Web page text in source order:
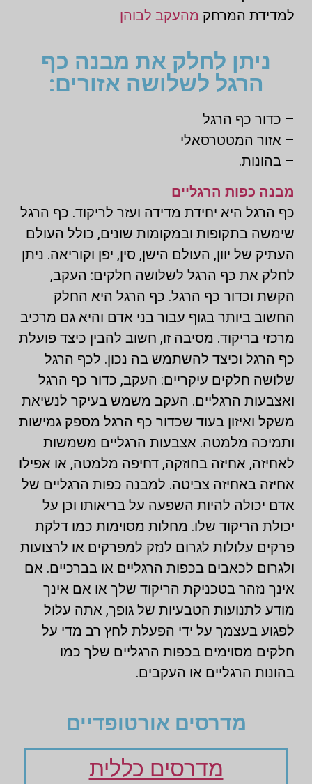
למדידת המרחק מהעקב לבוהן
ניתן לחלק את מבנה כף
הרגל לשלושה אזורים:
– כדור כף הרגל
– אזור המטטרסאלי
– בהונות.
מבנה כפות הרגליים
כף הרגל היא יחידת מדידה ועזר לריקוד. כף הרגל
שימשה בתקופות ובמקומות שונים, כולל העולם
העתיק של יוון, העולם הישן, סין, יפן וקוריאה. ניתן
לחלק את כף הרגל לשלושה חלקים: העקב,
הקשת וכדור כף הרגל. כף הרגל היא החלק
החשוב ביותר בגוף עבור בני אדם והיא גם מרכיב
מרכזי בריקוד. מסיבה זו, חשוב להבין כיצד פועלת
כף הרגל וכיצד להשתמש בה נכון. לכף הרגל
שלושה חלקים עיקריים: העקב, כדור כף הרגל
ואצבעות הרגליים. העקב משמש בעיקר לנשיאת
משקל ואיזון בעוד שכדור כף הרגל מספק גמישות
ותמיכה מלמטה. אצבעות הרגליים משמשות
לאחיזה, אחיזה בחוזקה, דחיפה מלמטה, או אפילו
אחיזה באחיזה צביטה. למבנה כפות הרגליים של
אדם יכולה להיות השפעה על בריאותו וכן על
יכולת הריקוד שלו. מחלות מסוימות כמו דלקת
פרקים עלולות לגרום לנזק למפרקים או לרצועות
ולגרום לכאבים בכפות הרגליים או בברכיים. אם
אינך נזהר בטכניקת הריקוד שלך או אם אינך
מודע לתנועות הטבעיות של גופך, אתה עלול
לפגוע בעצמך על ידי הפעלת לחץ רב מדי על
חלקים מסוימים בכפות הרגליים שלך כמו
בהונות הרגליים או העקבים.
מדרסים אורטופדיים
מדרסים כללית